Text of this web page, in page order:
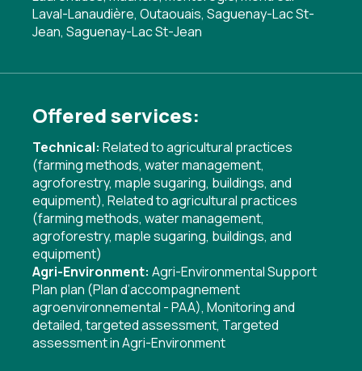
Laval-Lanaudière, Outaouais, Saguenay-Lac St-
Jean, Saguenay-Lac St-Jean
Offered services:
Technical: Related to agricultural practices
(farming methods, water management,
agroforestry, maple sugaring, buildings, and
equipment), Related to agricultural practices
(farming methods, water management,
agroforestry, maple sugaring, buildings, and
equipment)
Agri-Environment: Agri-Environmental Support
Plan plan (Plan d’accompagnement
agroenvironnemental - PAA), Monitoring and
detailed, targeted assessment, Targeted
assessment in Agri-Environment